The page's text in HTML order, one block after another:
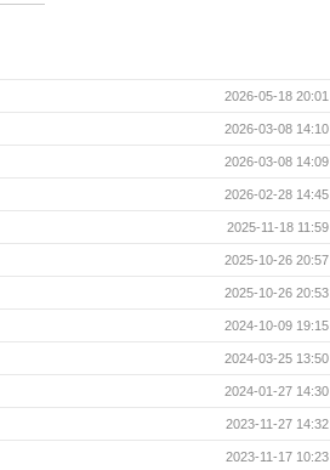
2026-05-18 20:01
2026-03-08 14:10
2026-03-08 14:09
2026-02-28 14:45
2025-11-18 11:59
2025-10-26 20:57
2025-10-26 20:53
2024-10-09 19:15
2024-03-25 13:50
2024-01-27 14:30
2023-11-27 14:32
2023-11-17 10:23